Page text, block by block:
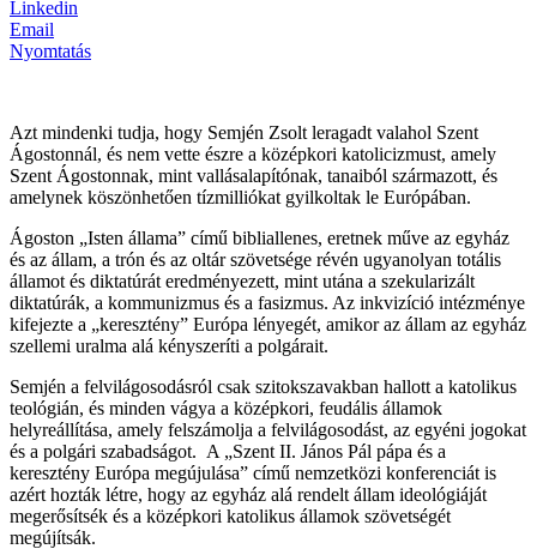
Linkedin
Email
Nyomtatás
Azt mindenki tudja, hogy Semjén Zsolt leragadt valahol Szent
Ágostonnál, és nem vette észre a középkori katolicizmust, amely
Szent Ágostonnak, mint vallásalapítónak, tanaiból származott, és
amelynek köszönhetően tízmilliókat gyilkoltak le Európában.
Ágoston „Isten állama” című bibliallenes, eretnek műve az egyház
és az állam, a trón és az oltár szövetsége révén ugyanolyan totális
államot és diktatúrát eredményezett, mint utána a szekularizált
diktatúrák, a kommunizmus és a fasizmus. Az inkvizíció intézménye
kifejezte a „keresztény” Európa lényegét, amikor az állam az egyház
szellemi uralma alá kényszeríti a polgárait.
Semjén a felvilágosodásról csak szitokszavakban hallott a katolikus
teológián, és minden vágya a középkori, feudális államok
helyreállítása, amely felszámolja a felvilágosodást, az egyéni jogokat
és a polgári szabadságot. A „Szent II. János Pál pápa és a
keresztény Európa megújulása” című nemzetközi konferenciát is
azért hozták létre, hogy az egyház alá rendelt állam ideológiáját
megerősítsék és a középkori katolikus államok szövetségét
megújítsák.